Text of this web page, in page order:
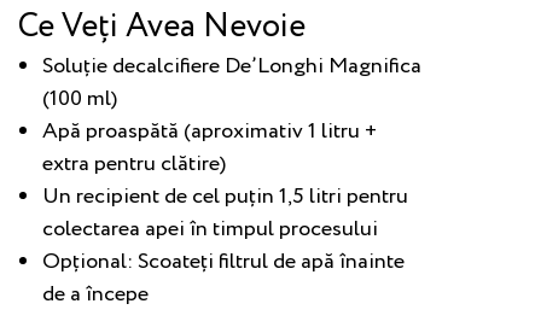
Ce Veți Avea Nevoie
Soluție decalcifiere De’Longhi Magnifica
(100 ml)
Apă proaspătă (aproximativ 1 litru +
extra pentru clătire)
Un recipient de cel puțin 1,5 litri pentru
colectarea apei în timpul procesului
Opțional: Scoateți filtrul de apă înainte
de a începe